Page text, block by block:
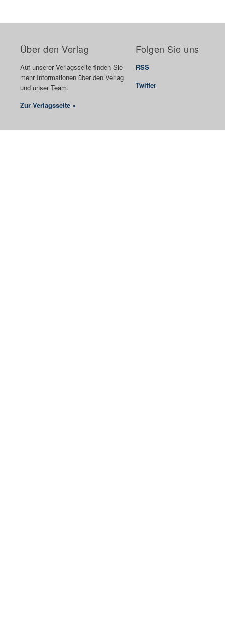
Über den Verlag
Auf unserer Verlagsseite finden Sie
mehr Informationen über den Verlag
und unser Team.
Zur Verlagsseite »
Folgen Sie uns
RSS
Twitter